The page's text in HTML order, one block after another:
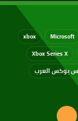
Microsoft
xbox
Xbox Series X
بوكس العرب
ملخص